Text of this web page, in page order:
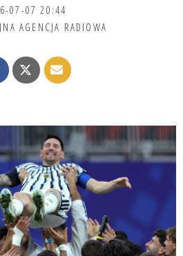
07-07 20:44
AGENCJA RADIOWA